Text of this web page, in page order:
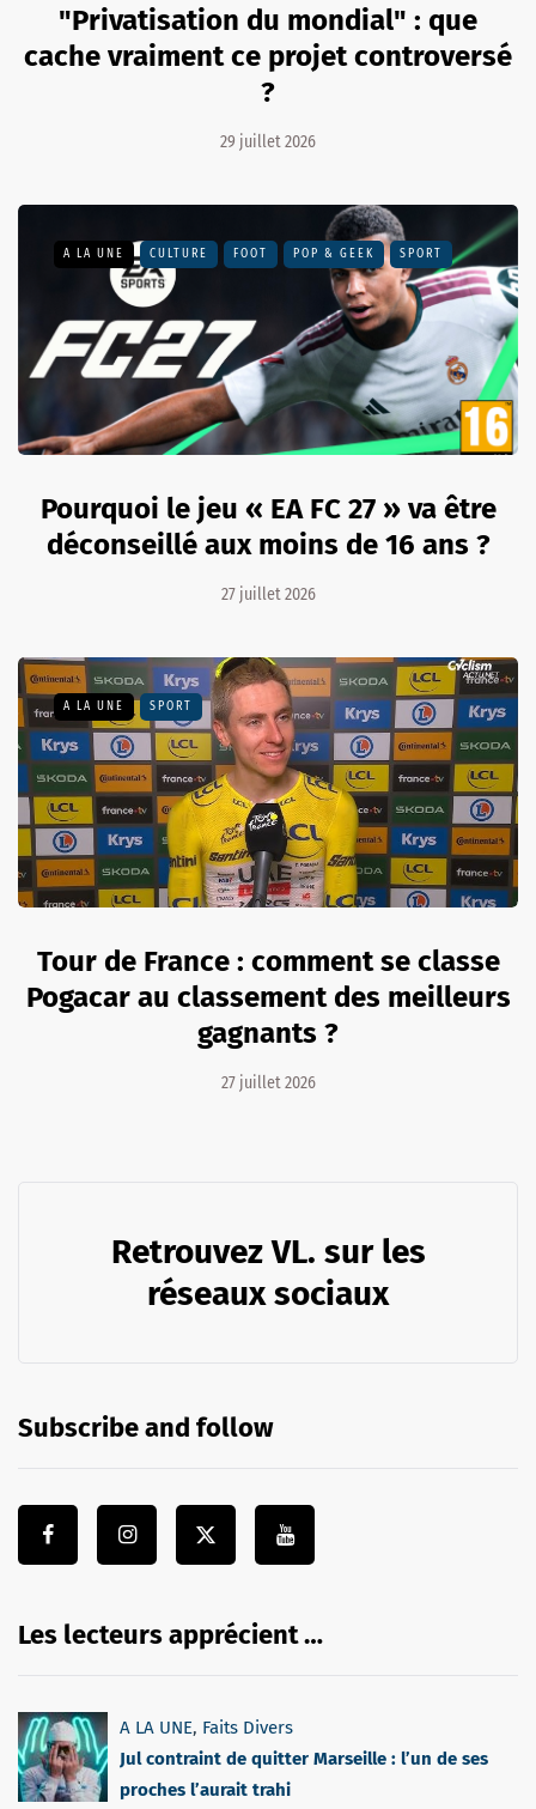
"Privatisation du mondial" : que
cache vraiment ce projet controversé
?
29 juillet 2026
A LA UNE CULTURE FOOT POP & GEEK SPORT
Pourquoi le jeu « EA FC 27 » va être
déconseillé aux moins de 16 ans ?
27 juillet 2026
A LA UNE SPORT
Tour de France : comment se classe
Pogacar au classement des meilleurs
gagnants ?
27 juillet 2026
Retrouvez VL. sur les
réseaux sociaux
Subscribe and follow
Les lecteurs apprécient …
A LA UNE, Faits Divers
Jul contraint de quitter Marseille : l’un de ses
proches l’aurait trahi